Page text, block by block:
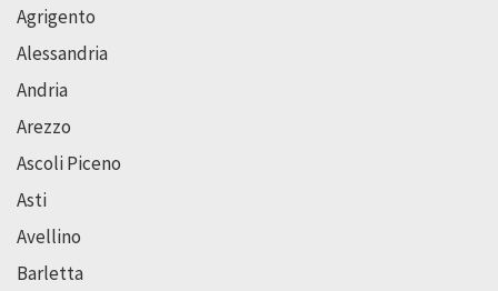
Agrigento
Alessandria
Andria
Arezzo
Ascoli Piceno
Asti
Avellino
Barletta